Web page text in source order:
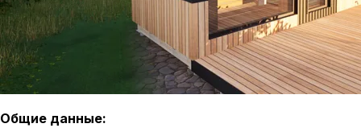
Общие данные: